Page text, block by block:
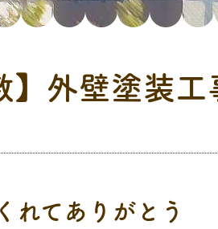
】外壁塗装
れてありがとう